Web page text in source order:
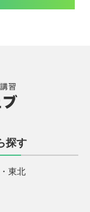
探す
東北